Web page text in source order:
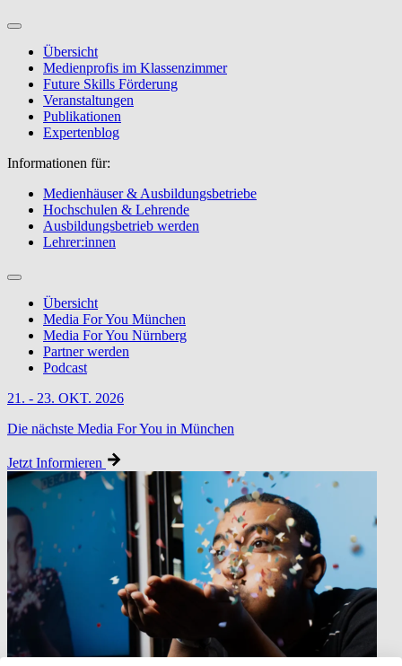
Übersicht
Medienprofis im Klassenzimmer
Future Skills Förderung
Veranstaltungen
Publikationen
Expertenblog
Informationen für:
Medienhäuser & Ausbildungsbetriebe
Hochschulen & Lehrende
Ausbildungsbetrieb werden
Lehrer:innen
Übersicht
Media For You München
Media For You Nürnberg
Partner werden
Podcast
21. - 23. OKT. 2026
Die nächste Media For You in München
Jetzt Informieren